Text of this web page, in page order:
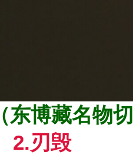
（东博藏名物
2.刃毁